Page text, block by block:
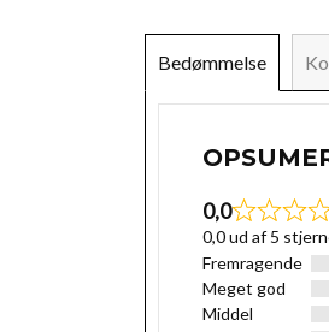
Bedømmelse
0,0
0,0 ud af 5
Fremragende
Meget god
Middel